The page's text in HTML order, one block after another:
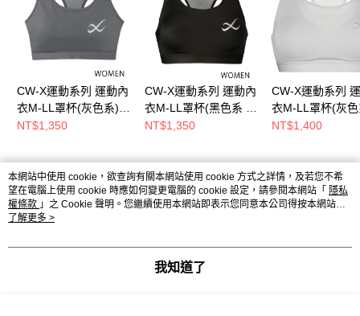
CW-X運動系列 運動內
衣M-LL罩杯(灰色系)
CB9020OC
NT$1,350
CW-X運動系列 運動內
衣M-LL罩杯(黑色系 )
CB9020BL
NT$1,350
CW-X運動系列
衣M-LL罩杯(灰
CB9030SG
NT$1,400
熱門標籤
本網站中使用 cookie，欲查詢有關本網站使用 cookie 方式之詳情，及若您不希
望在電腦上使用 cookie 時應如何變更電腦的 cookie 設定，請參閱本網站「 隱私
權條款 」之 Cookie 聲明。您繼續使用本網站即表示您同意本公司得按本網站使
用條款之 Cookie 聲明使用 cookie。
了解更多 >
我知道了